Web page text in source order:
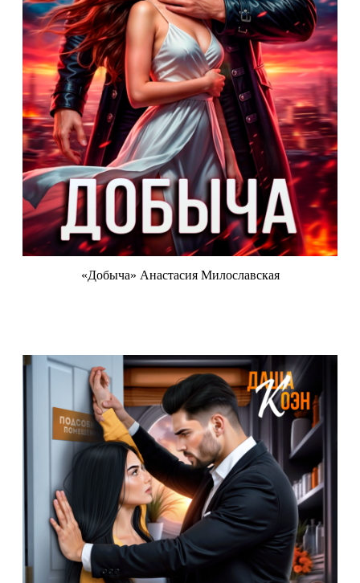
«Добыча» Анастасия Милославская